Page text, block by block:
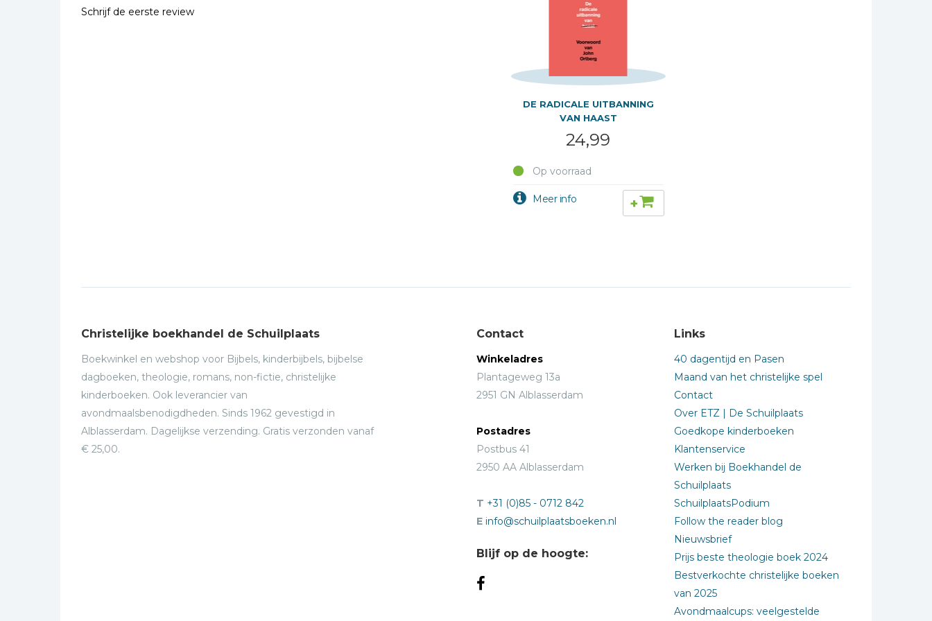
Schrijf de eerste review
DE RADICALE UITBANNING
VAN HAAST
24,99
Op voorraad
+
Christelijke boekhandel de Schuilplaats
Boekwinkel en webshop voor Bijbels, kinderbijbels, bijbelse
dagboeken, theologie, romans, non-fictie, christelijke
kinderboeken. Ook leverancier van
avondmaalsbenodigdheden. Sinds 1962 gevestigd in
Alblasserdam. Dagelijkse verzending. Gratis verzonden vanaf
€ 25,00.
Contact
Winkeladres
Plantageweg 13a
2951 GN Alblasserdam
Postadres
Postbus 41
2950 AA Alblasserdam
T +31 (0)85 - 0712 842
E info@schuilplaatsboeken.nl
Blijf op de hoogte:
Links
40 dagentijd en Pasen
Maand van het christelijke spel
Contact
Over ETZ | De Schuilplaats
Goedkope kinderboeken
Klantenservice
Werken bij Boekhandel de
Schuilplaats
SchuilplaatsPodium
Follow the reader blog
Nieuwsbrief
Prijs beste theologie boek 2024
Bestverkochte christelijke boeken
van 2025
Avondmaalcups: veelgestelde